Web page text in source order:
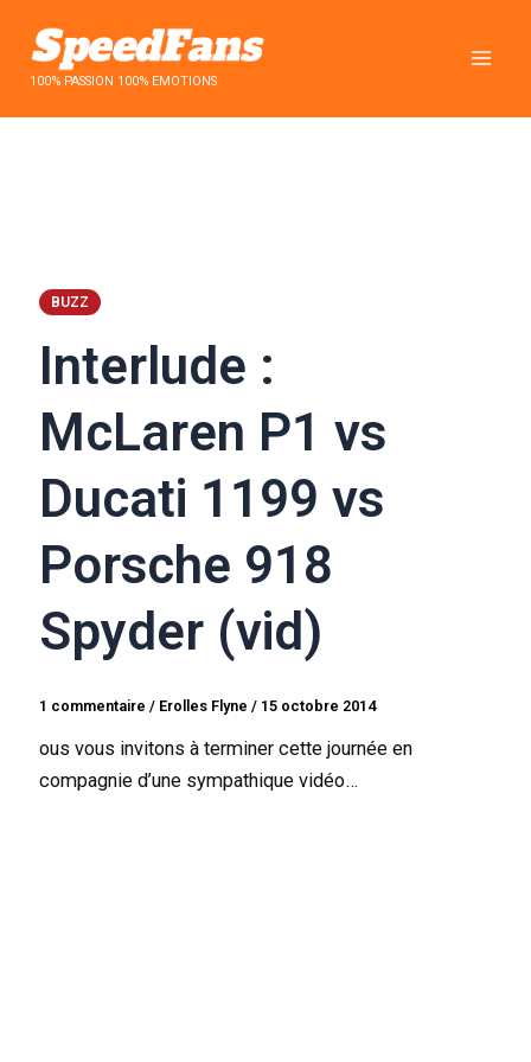
contenu100% PASSION 100% EMOTIONS
BUZZ
Interlude :
McLaren P1 vs
Ducati 1199 vs
Porsche 918
Spyder (vid)
1 commentaire / Erolles Flyne/ 15 octobre 2014
ous vous invitons à terminer cette journée en
compagnie d’une sympathique vidéo…